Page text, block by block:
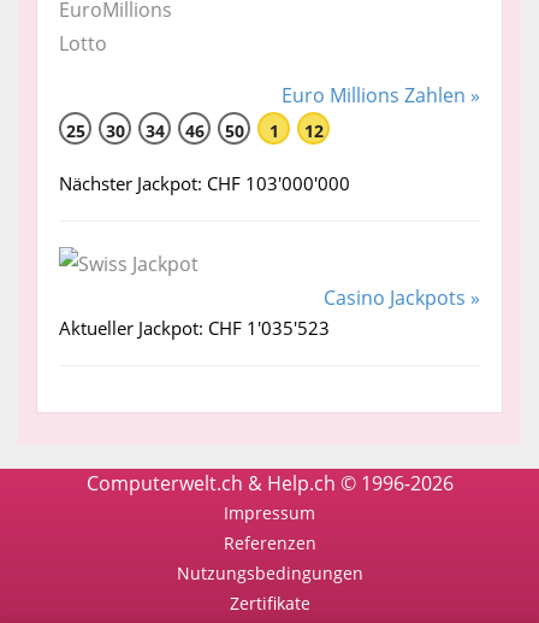
Euro Millions Zahlen »
25 30 34 46 50 1 12
Nächster Jackpot: CHF 103'000'000
Casino Jackpots »
Aktueller Jackpot: CHF 1'035'523
Computerwelt.ch & Help.ch © 1996-2026
Impressum
Referenzen
Nutzungsbedingungen
Zertifikate